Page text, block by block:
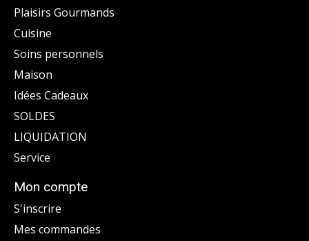
Plaisirs Gourmands
Cuisine
Soins personnels
Maison
Idées Cadeaux
SOLDES
LIQUIDATION
Service
Mon compte
S'inscrire
Mes commandes